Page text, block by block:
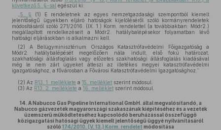
következő 5. §-sal egészül ki:
5. § (1) E rendeletnek az egyes nemzetgazdasági szempontból kiemelt
jelentőségű ügyekben eljáró hatóságok kijelöléséről szóló kormányrendeletek
módosításáról szóló 271/2016. (IX. 1.) Korm. rendelettel (a továbbiakban: Módr2.)
megállapított rendelkezéseit a Módr2. hatálybalépésekor folyamatban lévő
hatósági eljárásokban is alkalmazni kell.
(2) A Belügyminisztérium Országos Katasztrófavédelmi Főigazgatóság a
Módr2. hatálybalépését megelőzően nála indult, első fokú határozat,
szakhatósági állásfoglalás vagy előzetes szakhatósági állásfoglalás kiadásával
még le nem zárt ügyeket átteszi az illetékes megyei katasztrófavédelmi
igazgatósághoz, a fővárosban a Fővárosi Katasztrófavédelmi Igazgatósághoz.”
(2) Az R13. 1. melléklete a 15. melléklet szerint módosul.
(3) Az R13. 2. melléklete a 16. melléklet szerint módosul.
14. A Nabucco Gas Pipeline International GmbH. által megvalósítandó, a
Nabucco gázvezeték magyarországi szakaszának kiépítéséhez és a vezeték
üzemszerű működtetéséhez kapcsolódó beruházással összefüggő
közigazgatási hatósági ügyek kiemelt jelentőségű üggyé nyilvánításáról
szóló 174/2010. (V. 13.) Korm. rendelet módosítása